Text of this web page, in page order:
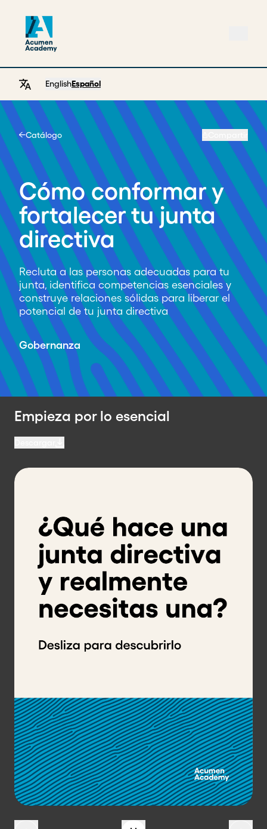
EnglishEspañol
Catálogo
Home
Cómo conformar y
fortalecer tu junta
directiva
Recluta a las personas adecuadas para tu
junta, identifica competencias esenciales y
construye relaciones sólidas para liberar el
potencial de tu junta directiva
Gobernanza
Empieza por lo esencial